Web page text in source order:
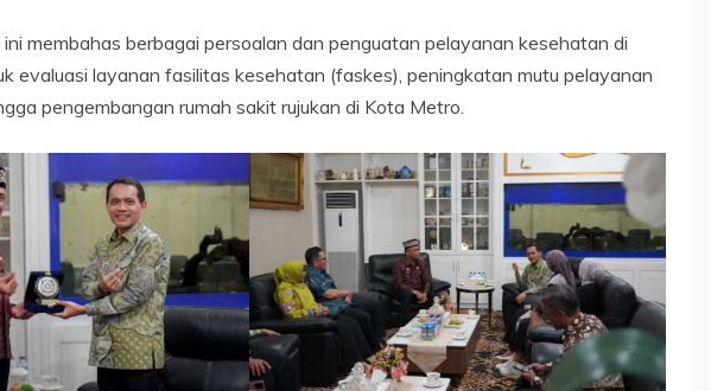
membahas berbagai persoalan dan penguatan pelayanan kesehatan di
evaluasi layanan fasilitas kesehatan (faskes), peningkatan mutu pelayanan
pengembangan rumah sakit rujukan di Kota Metro.